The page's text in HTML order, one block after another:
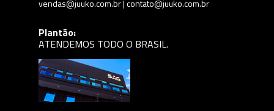
vendas@juuko.com.br | contato@juuko.com.br
Plantão:
ATENDEMOS TODO O BRASIL.